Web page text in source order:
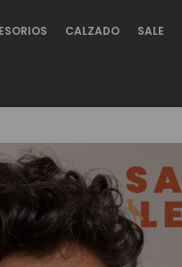
CALZADO SALE